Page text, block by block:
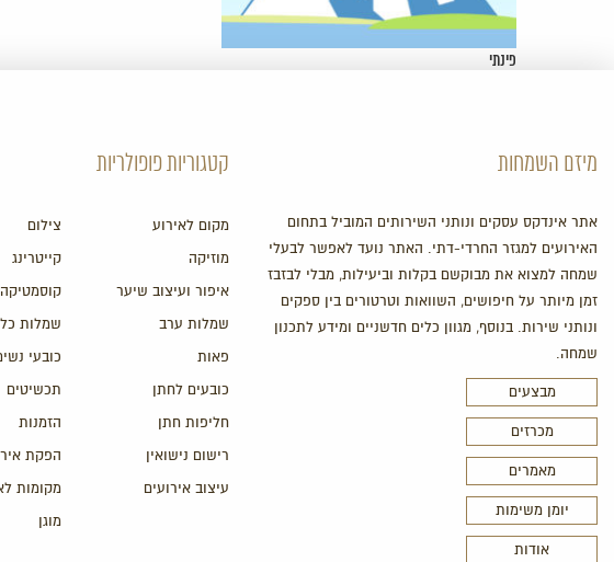
פינתי
מיזם השמחות
אתר אינדקס עסקים ונותני השירותים המוביל בתחום
האירועים למגזר החרדי-דתי. האתר נועד לאפשר לבעלי
שמחה למצוא את מבוקשם בקלות וביעילות, מבלי לבזבז
זמן מיותר על חיפושים, השוואות וטרטורים בין ספקים
ונותני שירות. בנוסף, מגוון כלים חדשניים ומידע לתכנון
שמחה.
מבצעים
מכרזים
מאמרים
יומן משימות
אודות
קטגוריות פופולריות
מקום לאירוע
צילום
מוזיקה
קייטרינג
איפור ועיצוב שיער
קוסמטיקה
שמלות ערב
שמלות
פאות
כובעי
כובעים לחתן
תכשיטים
חליפות חתן
הזמנות
רישום נישואין
הפקת
עיצוב אירועים
מקומות
מוגן